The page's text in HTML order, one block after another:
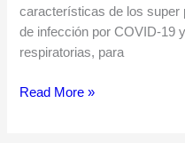
características de los super
de infección por COVID-19
respiratorias, para
Read More »